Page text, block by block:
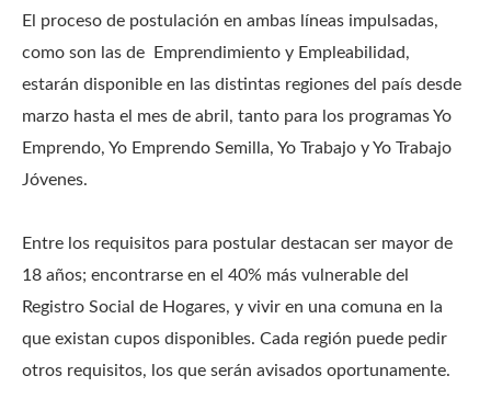
El proceso de postulación en ambas líneas impulsadas,
como son las de Emprendimiento y Empleabilidad,
estarán disponible en las distintas regiones del país desde
marzo hasta el mes de abril, tanto para los programas Yo
Emprendo, Yo Emprendo Semilla, Yo Trabajo y Yo Trabajo
Jóvenes.
Entre los requisitos para postular destacan ser mayor de
18 años; encontrarse en el 40% más vulnerable del
Registro Social de Hogares, y vivir en una comuna en la
que existan cupos disponibles. Cada región puede pedir
otros requisitos, los que serán avisados oportunamente.